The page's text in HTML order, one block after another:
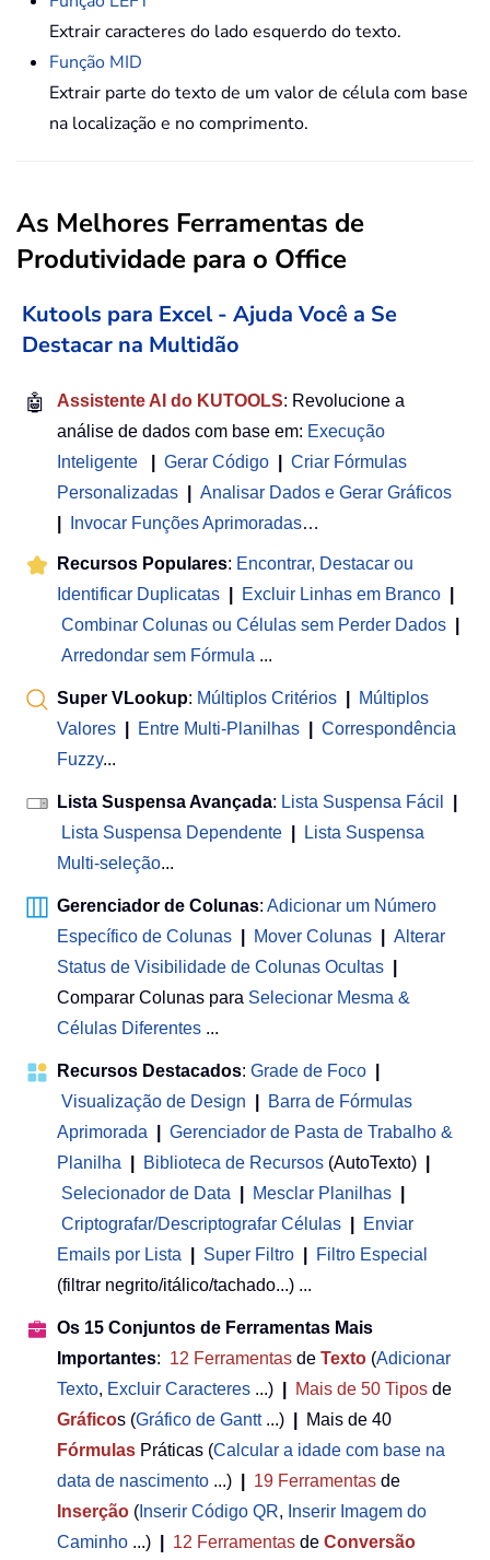
Extrair caracteres do lado esquerdo do texto.
Função MID
Extrair parte do texto de um valor de célula com base
na localização e no comprimento.
As Melhores Ferramentas de
Produtividade para o Office
Kutools para Excel - Ajuda Você a Se
Destacar na Multidão
🤖 Assistente AI do KUTOOLS: Revolucione a
análise de dados com base em: Execução
Inteligente
Gerar Código
Criar Fórmulas
Personalizadas
Analisar Dados e Gerar Gráficos
Invocar Funções Aprimoradas…
Recursos Populares: Encontrar, Destacar ou
Identificar Duplicatas
Excluir Linhas em Branco
Combinar Colunas ou Células sem Perder Dados
Arredondar sem Fórmula ...
Super VLookup: Múltiplos Critérios
Múltiplos
Valores
Entre Multi-Planilhas
Correspondência
Fuzzy...
Lista Suspensa Avançada: Lista Suspensa Fácil
Lista Suspensa Dependente
Lista Suspensa
Multi-seleção...
Gerenciador de Colunas: Adicionar um Número
Específico de Colunas
Mover Colunas
Alterar
Status de Visibilidade de Colunas Ocultas
Comparar Colunas para Selecionar Mesma &
Células Diferentes ...
Recursos Destacados: Grade de Foco
Visualização de Design
Barra de Fórmulas
Aprimorada
Gerenciador de Pasta de Trabalho &
Planilha
Biblioteca de Recursos (AutoTexto)
Selecionador de Data
Mesclar Planilhas
Criptografar/Descriptografar Células
Enviar
Emails por Lista
Super Filtro
Filtro Especial
(filtrar negrito/itálico/tachado...) ...
Os 15 Conjuntos de Ferramentas Mais
Importantes: 12 Ferramentas de Texto (Adicionar
Texto, Excluir Caracteres ...) Mais de 50 Tipos de
Gráficos (Gráfico de Gantt...)
Mais de 40
Fórmulas Práticas (Calcular a idade com base na
data de nascimento ...) 19 Ferramentas de
Inserção ( Inserir Código QR, Inserir Imagem do
Caminho ...) 12 Ferramentas de Conversão